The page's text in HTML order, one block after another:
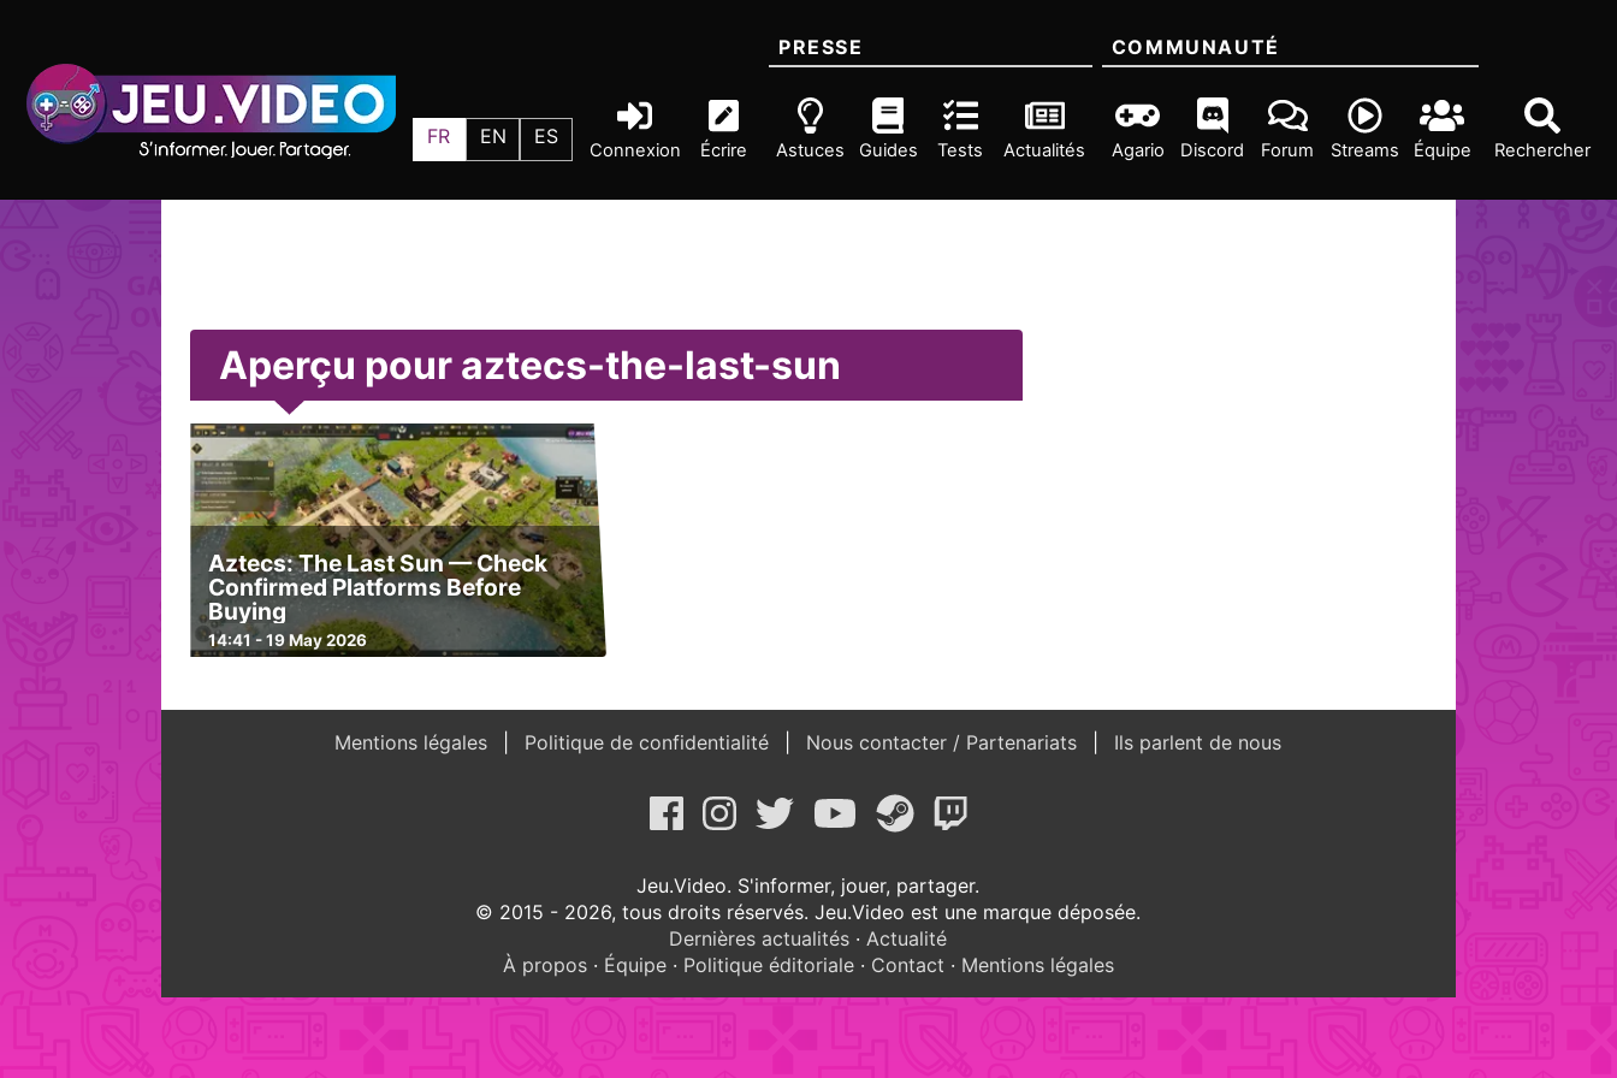
FR EN ES
Connexion Écrire Rechercher
PRESSE
Astuces Guides Tests Actualités
COMMUNAUTÉ
Agario Discord Forum Streams Équipe
Aperçu pour aztecs-the-last-sun
Aztecs: The Last Sun — Check
Confirmed Platforms Before
Buying
14:41 - 19 May 2026
Mentions légales Politique de confidentialité Nous contacter / Partenariats Ils parlent de nous
Jeu.Video. S'informer, jouer, partager.
© 2015 - 2026, tous droits réservés. Jeu.Video est une marque déposée.
Dernières actualités · Actualité
À propos· Équipe· Politique éditoriale· Contact · Mentions légales